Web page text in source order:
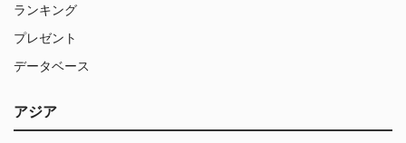
ランキング
プレゼント
データベース
アジア